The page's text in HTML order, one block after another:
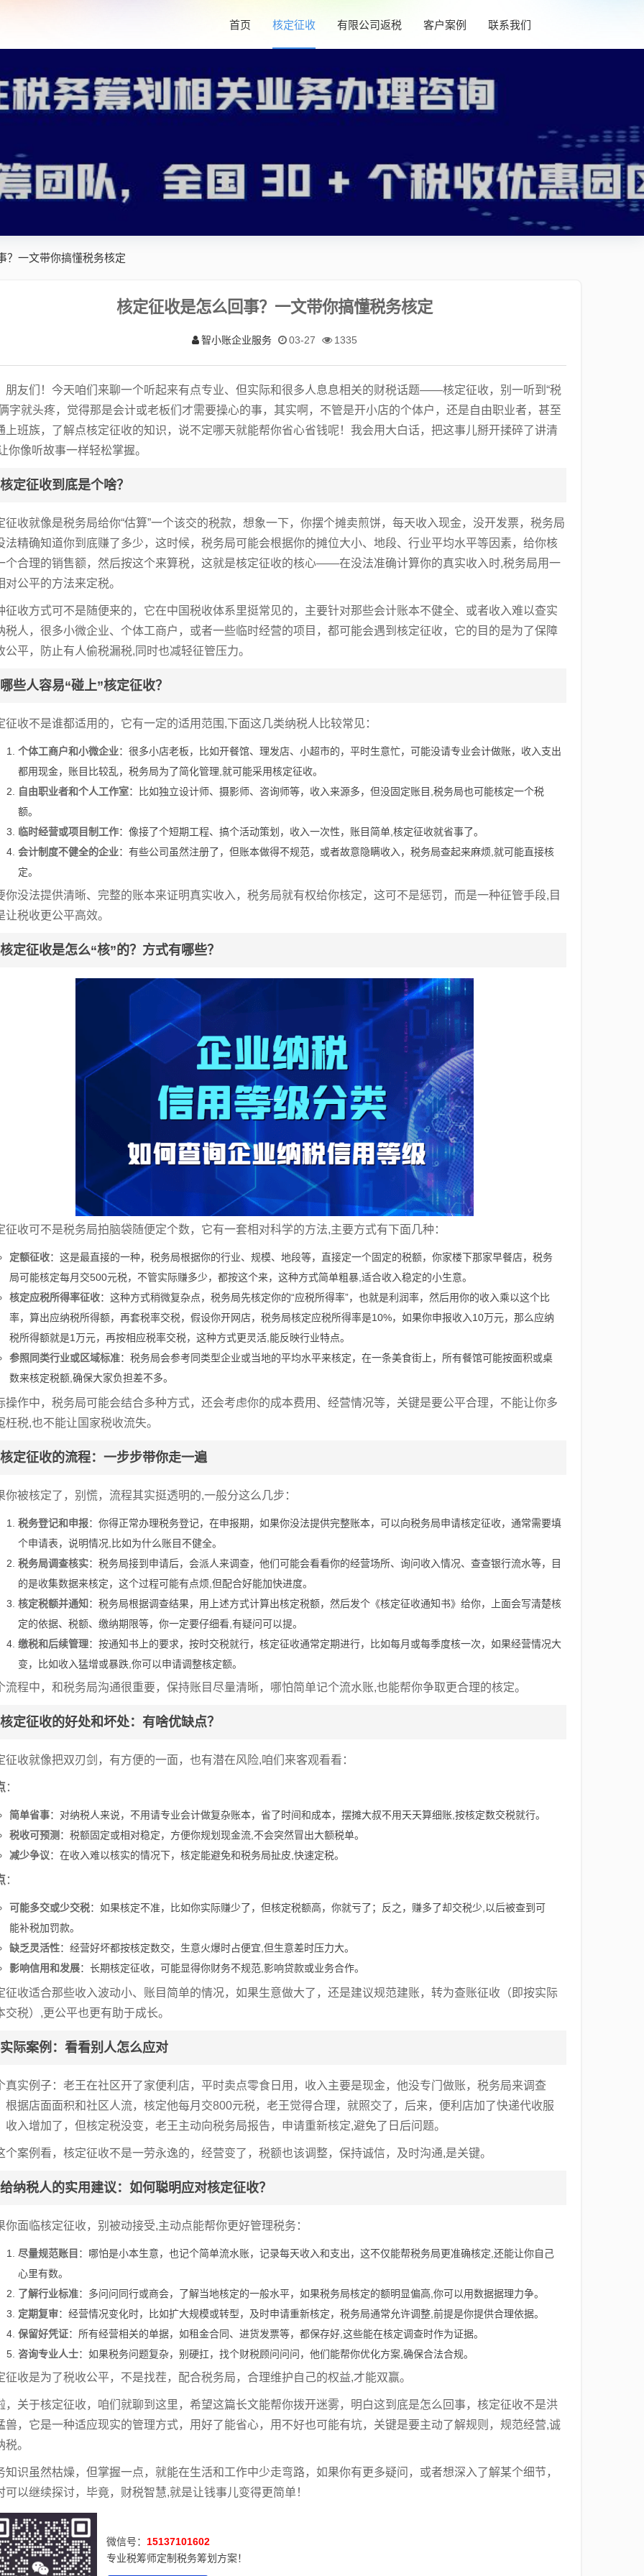
首页 核定征收 有限公司返税 客户案例 联系我们
？一文带你搞懂税务核定
核定征收是怎么回事？一文带你搞懂税务核定
智小账企业服务 03-27 1335
朋友们！今天咱们来聊一个听起来有点专业、但实际和很多人息息相关的财税话题——核定征收，别一听到“税
字就头疼，觉得那是会计或老板们才需要操心的事，其实啊，不管是开小店的个体户，还是自由职业者，甚至
上班族，了解点核定征收的知识，说不定哪天就能帮你省心省钱呢！我会用大白话，把这事儿掰开揉碎了讲清
你像听故事一样轻松掌握。
核定征收到底是个啥？
征收就像是税务局给你“估算”一个该交的税款，想象一下，你摆个摊卖煎饼，每天收入现金，没开发票，税务局
法精确知道你到底赚了多少，这时候，税务局可能会根据你的摊位大小、地段、行业平均水平等因素，给你核
个合理的销售额，然后按这个来算税，这就是核定征收的核心——在没法准确计算你的真实收入时,税务局用一
对公平的方法来定税。
征收方式可不是随便来的，它在中国税收体系里挺常见的，主要针对那些会计账本不健全、或者收入难以查实
税人，很多小微企业、个体工商户，或者一些临时经营的项目，都可能会遇到核定征收，它的目的是为了保障
公平，防止有人偷税漏税,同时也减轻征管压力。
哪些人容易“碰上”核定征收？
征收不是谁都适用的，它有一定的适用范围,下面这几类纳税人比较常见：
个体工商户和小微企业：很多小店老板，比如开餐馆、理发店、小超市的，平时生意忙，可能没请专业会计做账，收入支出
都用现金，账目比较乱，税务局为了简化管理,就可能采用核定征收。
自由职业者和个人工作室：比如独立设计师、摄影师、咨询师等，收入来源多，但没固定账目,税务局也可能核定一个税
额。
临时经营或项目制工作：像接了个短期工程、搞个活动策划，收入一次性，账目简单,核定征收就省事了。
会计制度不健全的企业：有些公司虽然注册了，但账本做得不规范，或者故意隐瞒收入，税务局查起来麻烦,就可能直接核
定。
你没法提供清晰、完整的账本来证明真实收入，税务局就有权给你核定，这可不是惩罚，而是一种征管手段,目
让税收更公平高效。
核定征收是怎么“核”的？方式有哪些？
征收可不是税务局拍脑袋随便定个数，它有一套相对科学的方法,主要方式有下面几种：
定额征收：这是最直接的一种，税务局根据你的行业、规模、地段等，直接定一个固定的税额，你家楼下那家早餐店，税务
局可能核定每月交500元税，不管实际赚多少，都按这个来，这种方式简单粗暴,适合收入稳定的小生意。
核定应税所得率征收：这种方式稍微复杂点，税务局先核定你的“应税所得率”，也就是利润率，然后用你的收入乘以这个比
率，算出应纳税所得额，再套税率交税，假设你开网店，税务局核定应税所得率是10%，如果你申报收入10万元，那么应纳
税所得额就是1万元，再按相应税率交税，这种方式更灵活,能反映行业特点。
参照同类行业或区域标准：税务局会参考同类型企业或当地的平均水平来核定，在一条美食街上，所有餐馆可能按面积或桌
数来核定税额,确保大家负担差不多。
操作中，税务局可能会结合多种方式，还会考虑你的成本费用、经营情况等，关键是要公平合理，不能让你多
枉税,也不能让国家税收流失。
核定征收的流程：一步步带你走一遍
你被核定了，别慌，流程其实挺透明的,一般分这么几步：
税务登记和申报：你得正常办理税务登记，在申报期，如果你没法提供完整账本，可以向税务局申请核定征收，通常需要填
个申请表，说明情况,比如为什么账目不健全。
税务局调查核实：税务局接到申请后，会派人来调查，他们可能会看看你的经营场所、询问收入情况、查查银行流水等，目
的是收集数据来核定，这个过程可能有点烦,但配合好能加快进度。
核定税额并通知 ：税务局根据调查结果，用上述方式计算出核定税额，然后发个《核定征收通知书》给你，上面会写清楚核
定的依据、税额、缴纳期限等，你一定要仔细看,有疑问可以提。
缴税和后续管理：按通知书上的要求，按时交税就行，核定征收通常定期进行，比如每月或每季度核一次，如果经营情况大
变，比如收入猛增或暴跌,你可以申请调整核定额。
流程中，和税务局沟通很重要，保持账目尽量清晰，哪怕简单记个流水账,也能帮你争取更合理的核定。
核定征收的好处和坏处：有啥优缺点？
征收就像把双刃剑，有方便的一面，也有潜在风险,咱们来客观看看：
：
简单省事：对纳税人来说，不用请专业会计做复杂账本，省了时间和成本，摆摊大叔不用天天算细账,按核定数交税就行。
税收可预测 ：税额固定或相对稳定，方便你规划现金流,不会突然冒出大额税单。
减少争议：在收入难以核实的情况下，核定能避免和税务局扯皮,快速定税。
：
可能多交或少交税：如果核定不准，比如你实际赚少了，但核定税额高，你就亏了；反之，赚多了却交税少,以后被查到可
能补税加罚款。
缺乏灵活性：经营好坏都按核定数交，生意火爆时占便宜,但生意差时压力大。
影响信用和发展：长期核定征收，可能显得你财务不规范,影响贷款或业务合作。
征收适合那些收入波动小、账目简单的情况，如果生意做大了，还是建议规范建账，转为查账征收（即按实际
交税）,更公平也更有助于成长。
实际案例：看看别人怎么应对
真实例子：老王在社区开了家便利店，平时卖点零食日用，收入主要是现金，他没专门做账，税务局来调查
根据店面面积和社区人流，核定他每月交800元税，老王觉得合理，就照交了，后来，便利店加了快递代收服
收入增加了，但核定税没变，老王主动向税务局报告，申请重新核定,避免了日后问题。
个案例看，核定征收不是一劳永逸的，经营变了，税额也该调整，保持诚信，及时沟通,是关键。
给纳税人的实用建议：如何聪明应对核定征收？
你面临核定征收，别被动接受,主动点能帮你更好管理税务：
尽量规范账目 ：哪怕是小本生意，也记个简单流水账，记录每天收入和支出，这不仅能帮税务局更准确核定,还能让你自己
心里有数。
了解行业标准：多问问同行或商会，了解当地核定的一般水平，如果税务局核定的额明显偏高,你可以用数据据理力争。
定期复审：经营情况变化时，比如扩大规模或转型，及时申请重新核定，税务局通常允许调整,前提是你提供合理依据。
保留好凭证：所有经营相关的单据，如租金合同、进货发票等，都保存好,这些能在核定调查时作为证据。
咨询专业人士：如果税务问题复杂，别硬扛，找个财税顾问问问，他们能帮你优化方案,确保合法合规。
征收是为了税收公平，不是找茬，配合税务局，合理维护自己的权益,才能双赢。
，关于核定征收，咱们就聊到这里，希望这篇长文能帮你拨开迷雾，明白这到底是怎么回事，核定征收不是洪
兽，它是一种适应现实的管理方式，用好了能省心，用不好也可能有坑，关键是要主动了解规则，规范经营,诚
税。
知识虽然枯燥，但掌握一点，就能在生活和工作中少走弯路，如果你有更多疑问，或者想深入了解某个细节，
可以继续探讨，毕竟，财税智慧,就是让钱事儿变得更简单！
微信号： 15137101602
专业税筹师定制税务筹划方案！